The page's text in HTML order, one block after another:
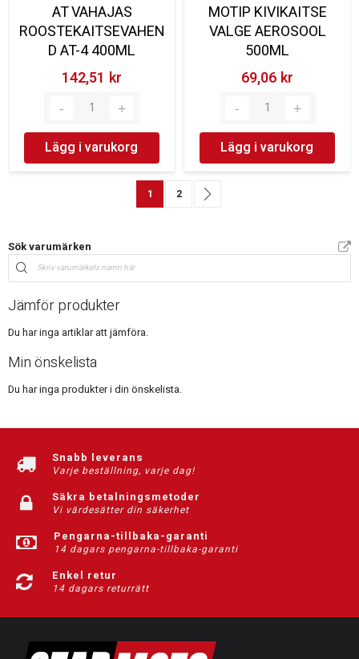
AT VAHAJAS
ROOSTEKAITSEVAHEN
D AT-4 400ML
142,51 kr‎
Lägg i varukorg
MOTIP KIVIKAITSE
VALGE AEROSOOL
500ML
69,06 kr‎
Lägg i varukorg
SidaYou're currently reading page
1 Sida
2
Sök varumärken
Jämför produkter
Du har inga artiklar att jämföra.
Min önskelista
Du har inga produkter i din önskelista.
Snabb leverans
Varje beställning, varje dag!
Säkra betalningsmetoder
Vi värdesätter din säkerhet
Pengarna-tillbaka-garanti
14 dagars pengarna-tillbaka-garanti
Enkel retur
14 dagars returrätt